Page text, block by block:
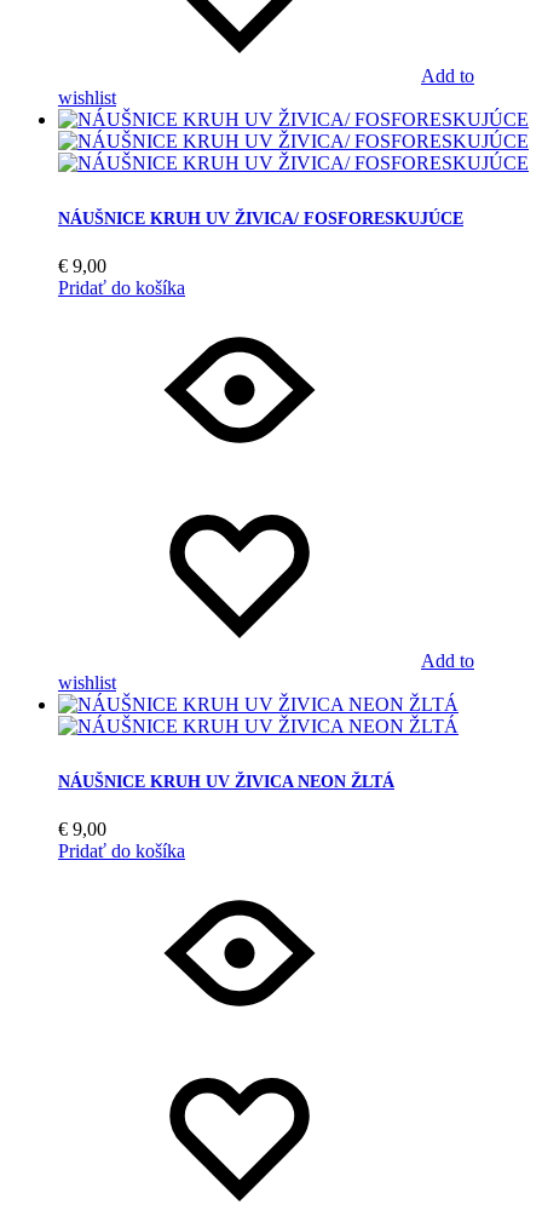
Add to
wishlist
NÁUŠNICE KRUH UV ŽIVICA/ FOSFORESKUJÚCE
€ 9,00
Pridať do košíka
Add to
wishlist
NÁUŠNICE KRUH UV ŽIVICA NEON ŽLTÁ
€ 9,00
Pridať do košíka